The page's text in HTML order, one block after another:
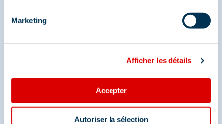
Marketing
Afficher les détails
Accepter
Autoriser la sélection